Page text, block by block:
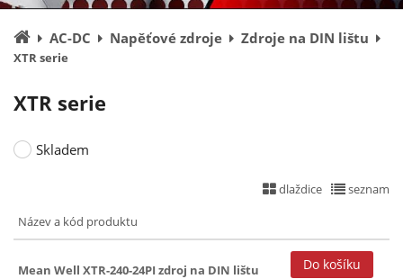
Úvodní
stránka
AC-DC Napěťové zdroje Zdroje na DIN lištu
XTR serie
XTR serie
Skladem
dlaždice seznam
Název a kód produktu
Mean Well XTR-240-24PI zdroj na DIN lištu